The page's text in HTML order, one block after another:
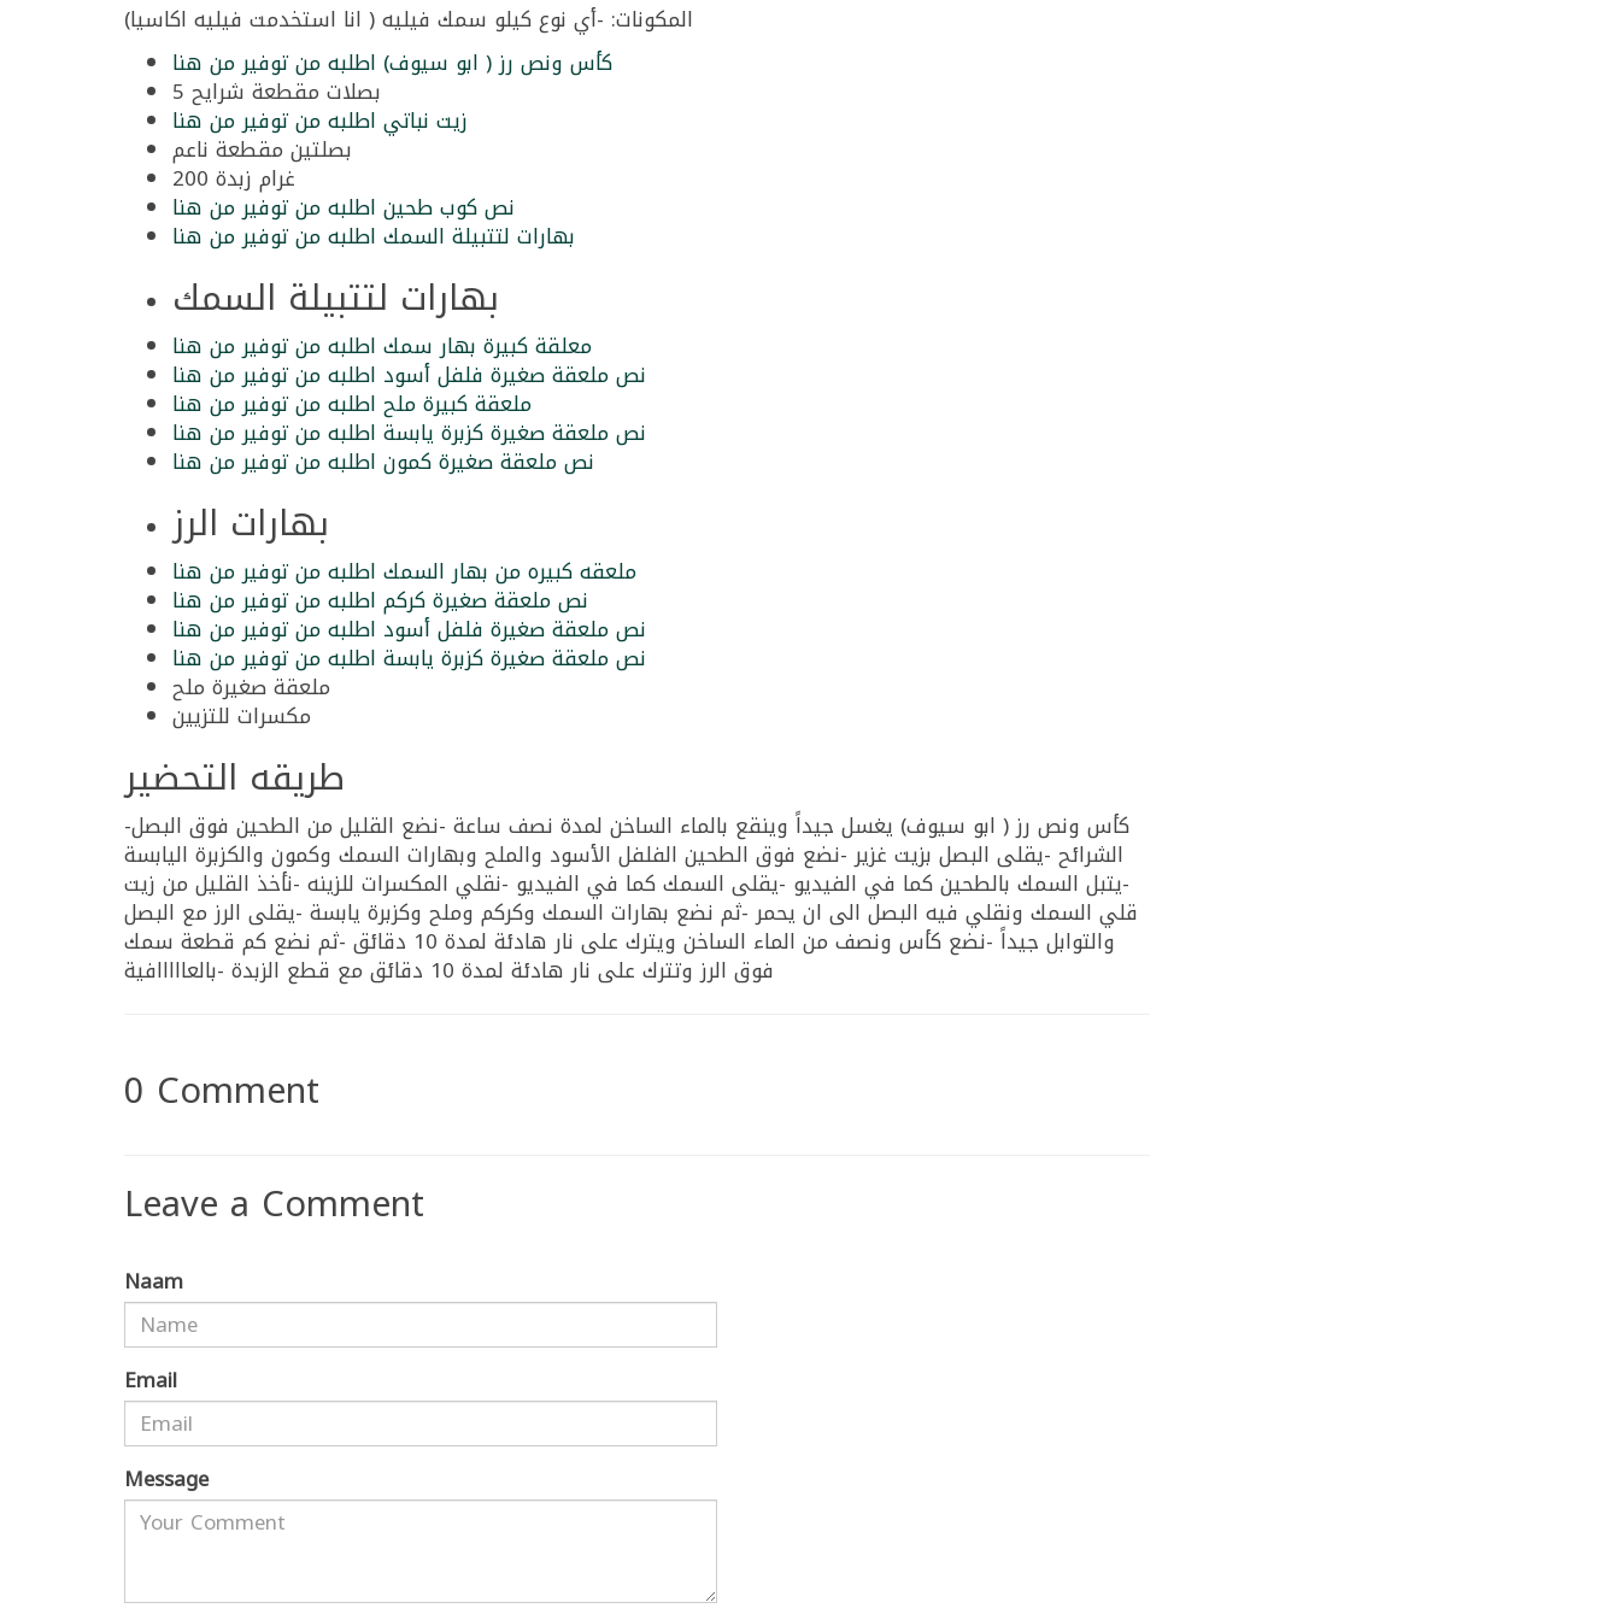
المكونات: -أي نوع كيلو سمك فيليه ( انا استخدمت فيليه اكاسيا)
كأس ونص رز ( ابو سيوف) اطلبه من توفير من هنا
5 بصلات مقطعة شرايح
زيت نباتي اطلبه من توفير من هنا
بصلتين مقطعة ناعم
200 غرام زبدة
نص كوب طحين اطلبه من توفير من هنا
بهارات لتتبيلة السمك اطلبه من توفير من هنا
بهارات لتتبيلة السمك
معلقة كبيرة بهار سمك اطلبه من توفير من هنا
نص ملعقة صغيرة فلفل أسود اطلبه من توفير من هنا
ملعقة كبيرة ملح اطلبه من توفير من هنا
نص ملعقة صغيرة كزبرة يابسة اطلبه من توفير من هنا
نص ملعقة صغيرة كمون اطلبه من توفير من هنا
بهارات الرز
ملعقه كبيره من بهار السمك اطلبه من توفير من هنا
نص ملعقة صغيرة كركم اطلبه من توفير من هنا
نص ملعقة صغيرة فلفل أسود اطلبه من توفير من هنا
نص ملعقة صغيرة كزبرة يابسة اطلبه من توفير من هنا
ملعقة صغيرة ملح
مكسرات للتزيين
طريقه التحضير
-كأس ونص رز ( ابو سيوف) يغسل جيداً وينقع بالماء الساخن لمدة نصف ساعة -نضع القليل من الطحين فوق البصل
الشرائح -يقلى البصل بزيت غزير -نضع فوق الطحين الفلفل الأسود والملح وبهارات السمك وكمون والكزبرة اليابسة
-يتبل السمك بالطحين كما في الفيديو -يقلى السمك كما في الفيديو -نقلي المكسرات للزينه -نأخذ القليل من زيت
قلي السمك ونقلي فيه البصل الى ان يحمر -ثم نضع بهارات السمك وكركم وملح وكزبرة يابسة -يقلى الرز مع البصل
والتوابل جيداً -نضع كأس ونصف من الماء الساخن ويترك على نار هادئة لمدة 10 دقائق -ثم نضع كم قطعة سمك
فوق الرز وتترك على نار هادئة لمدة 10 دقائق مع قطع الزبدة -بالعااااافية
0 Comment
Leave a Comment
Naam
Email
Message